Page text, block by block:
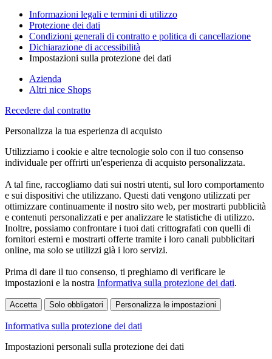
Informazioni legali e termini di utilizzo
Protezione dei dati
Condizioni generali di contratto e politica di cancellazione
Dichiarazione di accessibilità
Impostazioni sulla protezione dei dati
Azienda
Altri nice Shops
Recedere dal contratto
Personalizza la tua esperienza di acquisto
Utilizziamo i cookie e altre tecnologie solo con il tuo consenso
individuale per offrirti un'esperienza di acquisto personalizzata.
A tal fine, raccogliamo dati sui nostri utenti, sul loro comportamento
e sui dispositivi che utilizzano. Questi dati vengono utilizzati per
ottimizzare continuamente il nostro sito web, per mostrarti pubblicità
e contenuti personalizzati e per analizzare le statistiche di utilizzo.
Inoltre, possiamo confrontare i tuoi dati crittografati con quelli di
fornitori esterni e mostrarti offerte tramite i loro canali pubblicitari
online, ma solo se utilizzi già i loro servizi.
Prima di dare il tuo consenso, ti preghiamo di verificare le
impostazioni e la nostra Informativa sulla protezione dei dati.
Accetta Solo obbligatori Personalizza le impostazioni
Informativa sulla protezione dei dati
Impostazioni personali sulla protezione dei dati